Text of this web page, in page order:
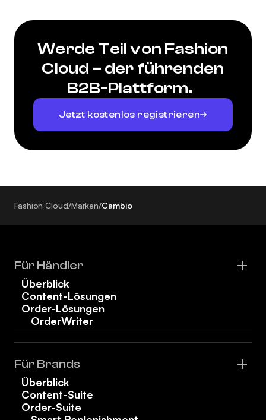
Werde Teil von Fashion
Cloud – der führenden
B2B-Plattform.
Jetzt kostenlos registrieren
Fashion Cloud/Marken/Cambio
Für Händler
Überblick
Content-Lösungen
Order-Lösungen
OrderWriter
Für Brands
Überblick
Content-Suite
Order-Suite